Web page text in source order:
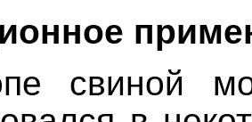
свиной